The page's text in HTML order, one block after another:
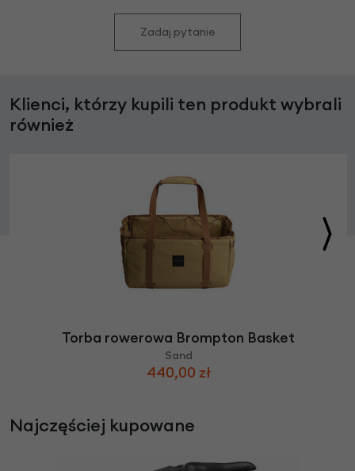
Zadaj pytanie
Klienci, którzy kupili ten produkt wybrali
również
Torba rowerowa Brompton Basket
Sand
440,00 zł
Najczęściej kupowane